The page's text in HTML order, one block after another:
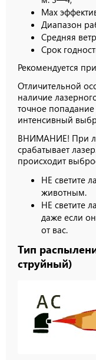
Мах
Диапазон
Средняя
Срок
Рекомендуется
Отличительной
наличие
точное попадание
интенсивный
ВНИМАНИЕ! При
срабатывает
происходит
НЕ светите
животным.
НЕ светите
даже если
от вас.
Тип
струйный)